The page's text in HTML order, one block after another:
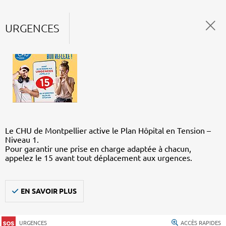
URGENCES
Le CHU de Montpellier active le Plan Hôpital en Tension –
Niveau 1.
Pour garantir une prise en charge adaptée à chacun,
appelez le 15 avant tout déplacement aux urgences.
EN SAVOIR PLUS
URGENCES ACCÈS RAPIDES